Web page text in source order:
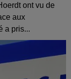
ont vu de
aux
a pris...